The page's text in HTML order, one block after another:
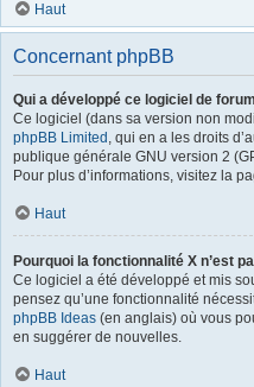
Haut
Concernant phpBB
Qui a développé ce logiciel de
Ce logiciel (dans sa version non
phpBB Limited , qui en a les droits
publique générale GNU version 2
Pour plus d’informations, visitez la
Haut
Pourquoi la fonctionnalité X n’est
Ce logiciel a été développé et mis
pensez qu’une fonctionnalité
phpBB Ideas (en anglais) où vous
en suggérer de nouvelles.
Haut